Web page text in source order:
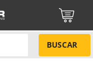
BUSCAR